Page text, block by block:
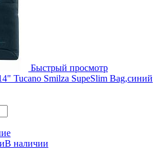
Быстрый просмотр
Tucano Smilza SupeSlim Bag,синий
В наличии